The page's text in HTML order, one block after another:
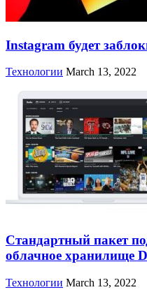
Instagram будет
Технологии March 13, 2022
Стандартный пакет
облачное хранилище
Технологии March 13, 2022